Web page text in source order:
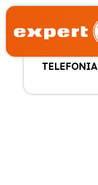
TELEFONIA